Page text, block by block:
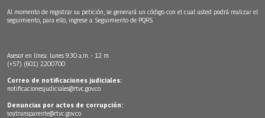
Al momento de registrar su petición, se generará un código con el cual usted podrá realizar el
seguimiento, para ello, ingrese a: Seguimiento de PQRS
Asesor en línea: lunes 9:30 a.m. - 12 m
(+57) (601) 2200700
Correo de notificaciones judiciales:
notificacionesjudiciales@rtvc.gov.co
Denuncias por actos de corrupción:
soytransparente@rtvc.gov.co